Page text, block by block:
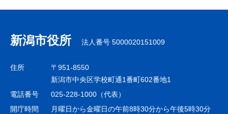
ナ
ビ
ゲ
シ
ョ
新潟市役所 法人番号 5000020151009
住所
〒951-8550
新潟市中央区学校町通1番町602番地1
電話番号
025-228-1000（代表）
開庁時間
月曜日から金曜日の午前8時30分から午後5時30分